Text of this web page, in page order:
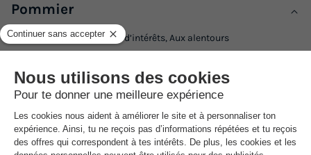
Pommier
Description, Accès, Points d’intérêts, Aux alentours
Les de l'établissement
Calme et reposant